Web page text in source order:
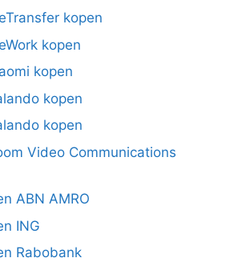
kopen
kopen
kopen
kopen
kopen
Video Communications
ABN AMRO
ING
Rabobank